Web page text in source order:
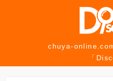
chuya-
「